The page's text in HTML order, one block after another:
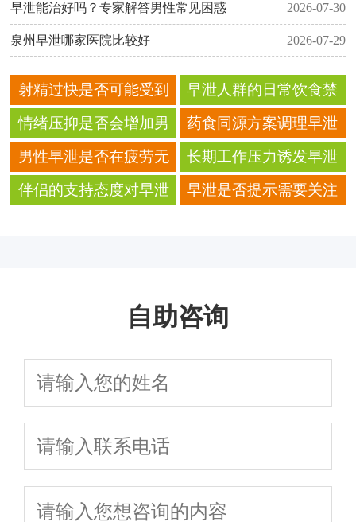
早泄能治好吗？专家解答男性常见困惑 2026-07-30
泉州早泄哪家医院比较好 2026-07-29
射精过快是否可能受到
饮食结构不合理的影响
早泄人群的日常饮食禁
忌和注意事项
情绪压抑是否会增加男
性射精反应紊乱的概率
药食同源方案调理早泄
的局限性
男性早泄是否在疲劳无
法缓解时明显增加
长期工作压力诱发早泄
的生理机制
伴侣的支持态度对早泄
早泄是否提示需要关注
自助咨询